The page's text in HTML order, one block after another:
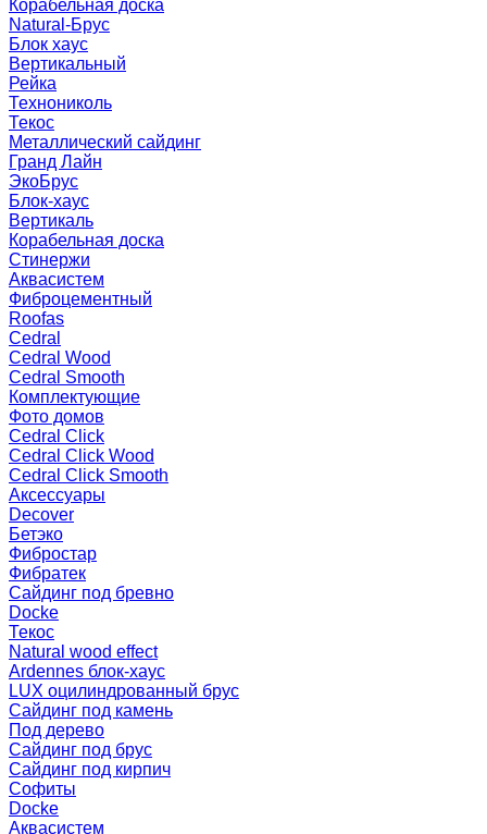
Корабельная доска
Natural-Брус
Блок хаус
Вертикальный
Рейка
Технониколь
Текос
Металлический сайдинг
Гранд Лайн
ЭкоБрус
Блок-хаус
Вертикаль
Корабельная доска
Стинержи
Аквасистем
Фиброцементный
Roofas
Cedral
Cedral Wood
Cedral Smooth
Комплектующие
Фото домов
Cedral Click
Cedral Click Wood
Cedral Click Smooth
Аксессуары
Decover
Бетэко
Фибростар
Фибратек
Сайдинг под бревно
Docke
Текос
Natural wood effect
Ardennes блок-хаус
LUX оцилиндрованный брус
Сайдинг под камень
Под дерево
Сайдинг под брус
Сайдинг под кирпич
Софиты
Docke
Аквасистем